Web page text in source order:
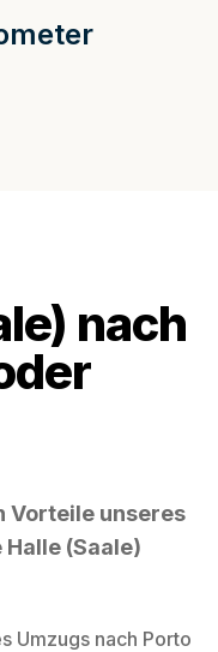
nach
Vorteile unseres
(Saale)
Umzugs nach Porto